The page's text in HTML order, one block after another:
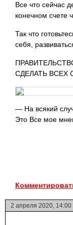
Все что сейчас
конечном счете
Так что
себя,
СДЕЛАТЬ ВСЕХ
— На всякий
Это Все мое
2 апреля 2020, 14:00